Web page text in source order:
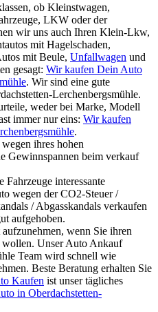
ob Kleinstwagen,
LKW oder der
wir uns auch Ihren Klein-Lkw,
mit Hagelschaden,
mit Beule, Unfallwagen und
gesagt: Wir kaufen Dein Auto
. Wir sind eine gute
Lerchenbergsmühle.
weder bei Marke, Modell
immer nur eins: Wir kaufen
.
ihres hohen
Gewinnspannen beim verkauf
Fahrzeuge interessante
wegen der CO2-Steuer /
/ Abgasskandals verkaufen
aufgehoben.
wenn Sie ihren
wollen. Unser Auto Ankauf
Team wird schnell wie
Beste Beratung erhalten Sie
Kaufen ist unser tägliches
in Oberdachstetten-